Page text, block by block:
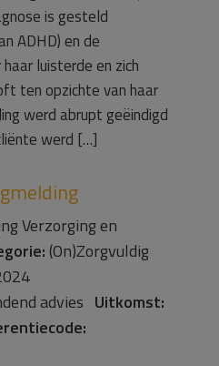
is gesteld
ADHD) en de
luisterde en zich
ten opzichte van haar
werd abrupt geëindigd
werd […]
Verzorging en
(On)Zorgvuldig
advies Uitkomst: